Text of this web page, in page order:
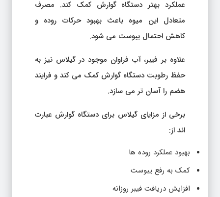
عملکرد بهتر دستگاه گوارش کمک کند. مصرف
متعادل این میوه باعث بهبود حرکات روده و
کاهش احتمال یبوست می شود.
علاوه بر فیبر، آب فراوان موجود در گیلاس نیز به
حفظ رطوبت دستگاه گوارش کمک می کند و فرایند
هضم را آسان تر می سازد.
برخی از مزایای گیلاس برای دستگاه گوارش عبارت
اند از:
بهبود عملکرد روده ها
کمک به رفع یبوست
افزایش دریافت فیبر روزانه